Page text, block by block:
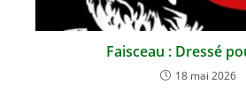
Faisceau : Dressé
18 mai 2026